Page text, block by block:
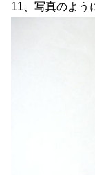
11、写真のよう